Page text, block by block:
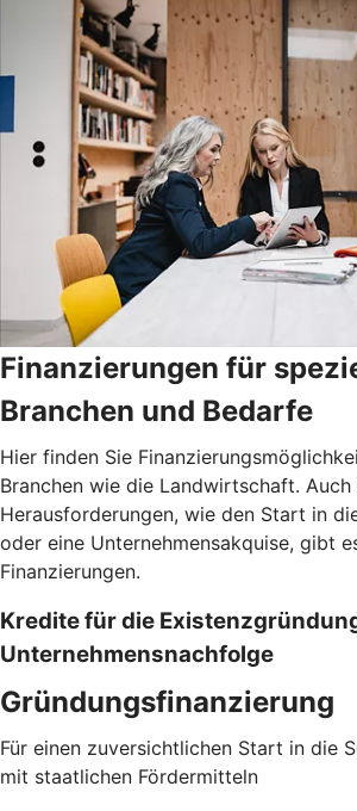
Finanzierungen für
Branchen und Bedarfe
Hier finden Sie
Branchen wie die Landwirtschaft.
Herausforderungen, wie den Start in
oder eine Unternehmensakquise, gibt
Finanzierungen.
Kredite für die
Unternehmensnachfolge
Gründungsfinanzierung
Für einen zuversichtlichen Start in die
mit staatlichen Fördermitteln